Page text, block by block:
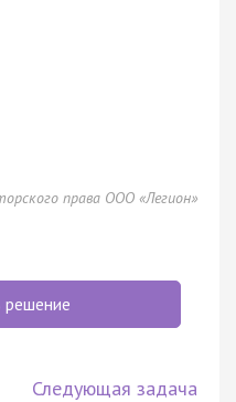
права ООО «Легион»
решение
Следующая задача